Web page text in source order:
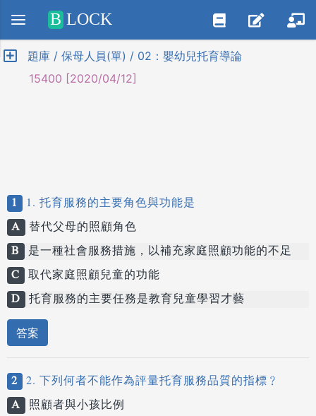
Positive SSL
B LOCK
題庫 / 保母人員(單) / 02：嬰幼兒托育導論
15400 [2020/04/12]
1
1. 托育服務的主要角色與功能是
A 替代父母的照顧角色
B 是一種社會服務措施，以補充家庭照顧功能的不足
C 取代家庭照顧兒童的功能
D 托育服務的主要任務是教育兒童學習才藝
答案
2 2. 下列何者不能作為評量托育服務品質的指標﹖
A 照顧者與小孩比例